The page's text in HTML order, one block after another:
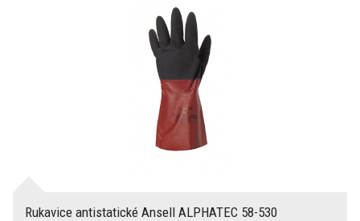
Rukavice antistatické Ansell ALPHATEC 58-530